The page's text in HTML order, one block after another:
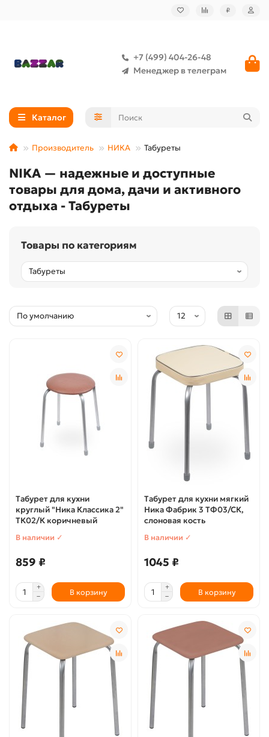
₽
+7 (499) 404-26-48
Менеджер в телеграм
Каталог
Производитель НИКА Табуреты
NIKA — надежные и доступные
товары для дома, дачи и активного
отдыха - Табуреты
Товары по категориям
Табурет для кухни
круглый "Ника Классика 2"
ТК02/К коричневый
В наличии ✓
859 ₽
В корзину
Табурет для кухни мягкий
Ника Фабрик 3 ТФ03/СК,
слоновая кость
В наличии ✓
1045 ₽
В корзину